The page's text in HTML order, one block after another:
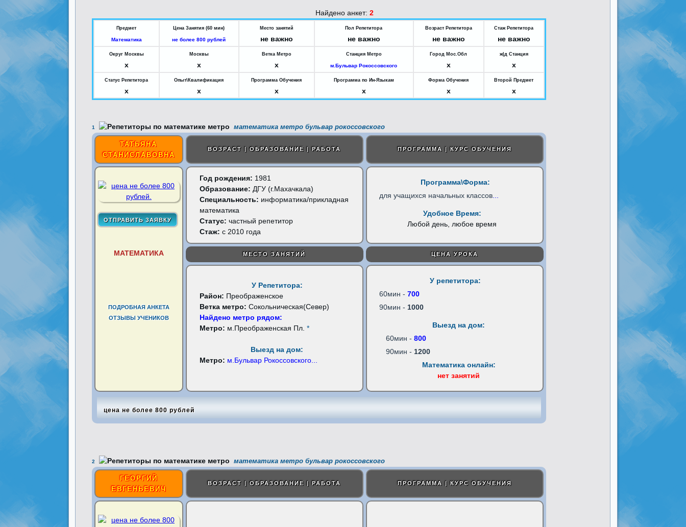
Найдено анкет: 2
Предмет
Математика
Цена Занятия (60 мин)
не более 800 рублей
Место занятий
не важно
Пол Репетитора
не важно
Возраст Репетитора
не важно
Стаж Репетитора
не важно
Округ Москвы
x
Москвы
x
Ветка Метро
x
Станция Метро
м.Бульвар Рокоссовского
Город Мос.Обл
x
ж|д Станция
x
Статус Репетитора
x
Опыт\Квалификация
x
Программа Обучения
x
Программа по Ин-Языкам
x
Форма Обучения
x
Второй Предмет
x
1 математика метро бульвар рокоссовского
ТАТЬЯНА
СТАНИСЛАВОВНА
ВОЗРАСТ | ОБРАЗОВАНИЕ | РАБОТА ПРОГРАММА | КУРС ОБУЧЕНИЯ
МАТЕМАТИКА
ПОДРОБНАЯ АНКЕТА
ОТЗЫВЫ УЧЕНИКОВ
Год рождения: 1981
Образование: ДГУ (г.Махачкала)
Специальность: информатика/прикладная
математика
Статус: частный репетитор
Стаж: с 2010 года
Программа\Форма:
для учащихся начальных классов...
Удобное Время:
Любой день, любое время
МЕСТО ЗАНЯТИЙ ЦЕНА УРОКА
У Репетитора:
Район: Преображенское
Ветка метро: Сокольническая(Север)
Найдено метро рядом:
Метро: м.Преображенская Пл. *
Выезд на дом:
Метро: м.Бульвар Рокоссовского...
У репетитора:
60мин - 700
90мин - 1000
Выезд на дом:
60мин - 800
90мин - 1200
Математика онлайн:
нет занятий
цена не более 800 рублей
2 математика метро бульвар рокоссовского
ГЕОРГИЙ
ЕВГЕНЬЕВИЧ
ВОЗРАСТ | ОБРАЗОВАНИЕ | РАБОТА ПРОГРАММА | КУРС ОБУЧЕНИЯ